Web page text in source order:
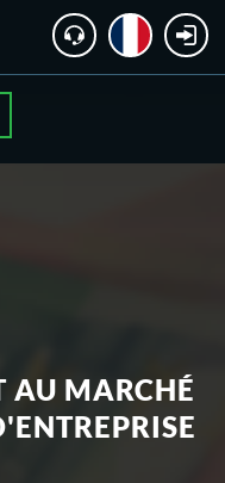
AU MARCHÉ